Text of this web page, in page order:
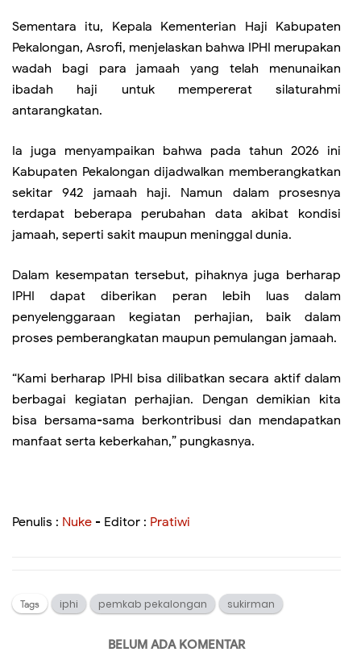
Sementara itu, Kepala Kementerian Haji Kabupaten
Pekalongan, Asrofi, menjelaskan bahwa IPHI merupakan
wadah bagi para jamaah yang telah menunaikan
ibadah haji untuk mempererat silaturahmi
antarangkatan.
Ia juga menyampaikan bahwa pada tahun 2026 ini
Kabupaten Pekalongan dijadwalkan memberangkatkan
sekitar 942 jamaah haji. Namun dalam prosesnya
terdapat beberapa perubahan data akibat kondisi
jamaah, seperti sakit maupun meninggal dunia.
Dalam kesempatan tersebut, pihaknya juga berharap
IPHI dapat diberikan peran lebih luas dalam
penyelenggaraan kegiatan perhajian, baik dalam
proses pemberangkatan maupun pemulangan jamaah.
“Kami berharap IPHI bisa dilibatkan secara aktif dalam
berbagai kegiatan perhajian. Dengan demikian kita
bisa bersama-sama berkontribusi dan mendapatkan
manfaat serta keberkahan,” pungkasnya.
Penulis : Nuke - Editor : Pratiwi
Tags iphi pemkab pekalongan sukirman
BELUM ADA KOMENTAR